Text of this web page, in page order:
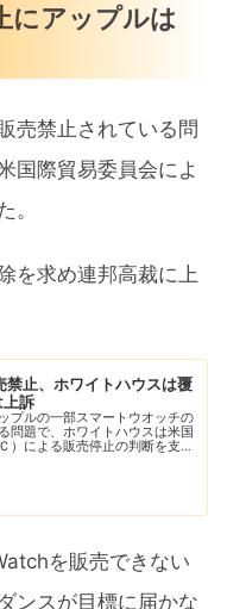
にアップルは
売禁止されている問
国際貿易委員会によ
。
を求め連邦高裁に上
止、ホワイトハウスは覆
上訴
プルの一部スマートウオッチの
問題で、ホワイトハウスは米国
）による販売停止の判断を支持
を販売できない
ンスが目標に届かな